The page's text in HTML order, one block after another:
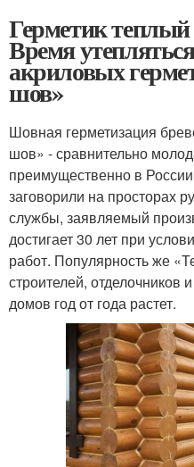
Герметик
Время
акриловых
шов»
Шовная герметизация
шов» - сравнительно
преимущественно в
заговорили на просторах
службы, заявляемый
достигает 30 лет при
работ. Популярность же
строителей, отделочников
домов год от года растет.